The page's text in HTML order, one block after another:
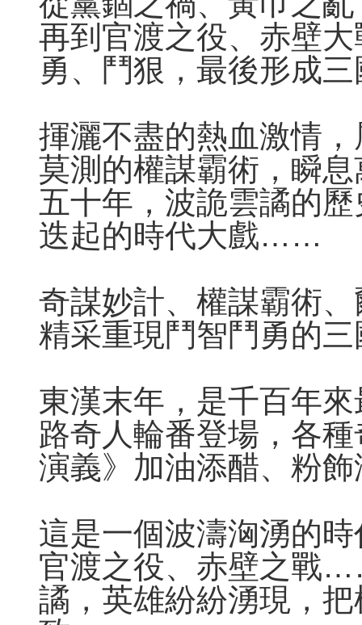
再到官渡之役、赤壁
勇、鬥狠，最後形成
揮灑不盡的熱血激情
莫測的權謀霸術，瞬
五十年，波詭雲譎的
迭起的時代大戲……
奇謀妙計、權謀霸術
精采重現鬥智鬥勇的
東漢末年，是千百年
路奇人輪番登場，各
演義》加油添醋、粉
這是一個波濤洶湧的
官渡之役、赤壁之戰
譎，英雄紛紛湧現，